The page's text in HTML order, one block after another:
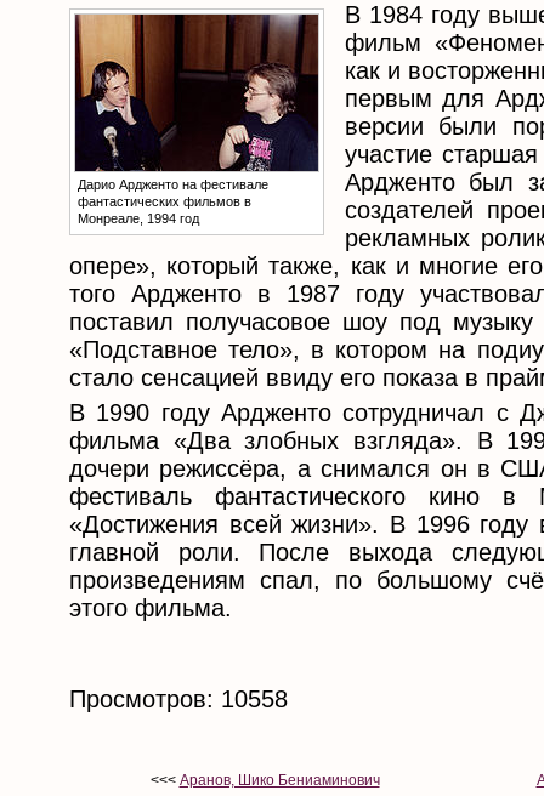
Дарио Ардженто на фестивале
фантастических фильмов в
Монреале, 1994 год
В 1984 году
фильм
как и
первым для
версии были
участие
Ардженто был
создателей
рекламных
опере», который также, как и многие
того Ардженто в 1987 году
поставил получасовое шоу под
«Подставное тело», в котором на
стало сенсацией ввиду его показа в
В 1990 году Ардженто сотрудничал с
фильма «Два злобных взгляда». В
дочери режиссёра, а снимался он в
фестиваль фантастического кино
«Достижения всей жизни». В 1996
главной роли. После выхода
произведениям спал, по большому
этого фильма.
Просмотров: 10558
<<< Аранов, Шико Бениаминович